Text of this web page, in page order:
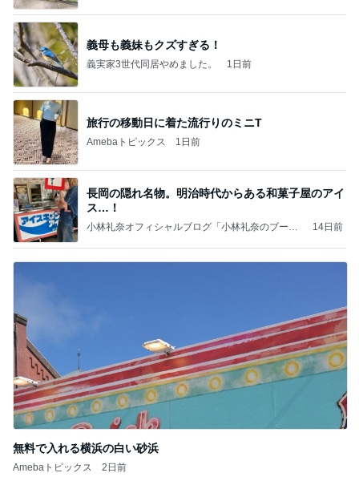
義母も義妹もクズすぎる！
義実家3世代同居やめました。 1日前
旅行の移動日に着た流行りのミニT
Amebaトピックス 1日前
長岡の隠れ名物。明治時代からある和菓子屋のアイ
ス…！
小林礼奈オフィシャルブログ「小林礼奈のブーブ
14日前
無料で入れる横浜の白い砂浜
Amebaトピックス 2日前